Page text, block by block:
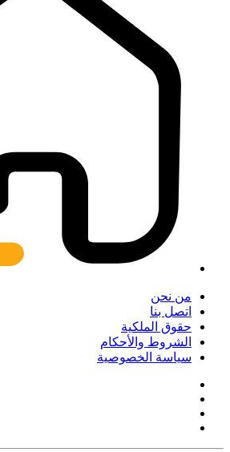
من نحن
اتصل بنا
حقوق الملكية
الشروط والأحكام
سياسة الخصوصية